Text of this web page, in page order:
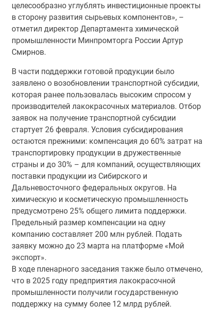
целесообразно углублять инвестиционные проекты
в сторону развития сырьевых компонентов», –
отметил директор Департамента химической
промышленности Минпромторга России Артур
Смирнов.
В части поддержки готовой продукции было
заявлено о возобновлении транспортной субсидии,
которая ранее пользовалась высоким спросом у
производителей лакокрасочных материалов. Отбор
заявок на получение транспортной субсидии
стартует 26 февраля. Условия субсидирования
остаются прежними: компенсация до 60% затрат на
транспортировку продукции в дружественные
страны и до 30% – для компаний, осуществляющих
поставки продукции из Сибирского и
Дальневосточного федеральных округов. На
химическую и косметическую промышленность
предусмотрено 25% общего лимита поддержки.
Предельный размер компенсации на одну
компанию составляет 200 млн рублей. Подать
заявку можно до 23 марта на платформе «Мой
экспорт».
В ходе пленарного заседания также было отмечено,
что в 2025 году предприятия лакокрасочной
промышленности получили государственную
поддержку на сумму более 12 млрд рублей.